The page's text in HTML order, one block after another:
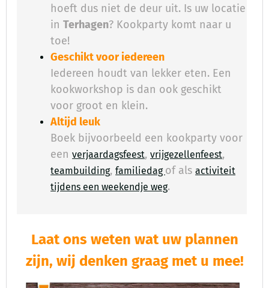
hoeft dus niet de deur uit. Is uw locatie
inTerhagen? Kookparty komt naar u
toe!
Geschikt voor iedereen
Iedereen houdt van lekker eten. Een
kookworkshop is dan ook geschikt
voor groot en klein.
Altijd leuk
Boek bijvoorbeeld een kookparty voor
eenverjaardagsfeest,vrijgezellenfeest,
teambuilding,familiedag of alsactiviteit
tijdens een weekendje weg.
Laat ons weten wat uw plannen
zijn, wij denken graag met u mee!​